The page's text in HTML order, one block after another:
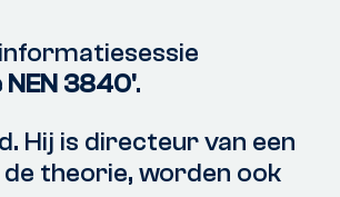
NEN 3840'.
Hij is directeur van een
theorie, worden ook